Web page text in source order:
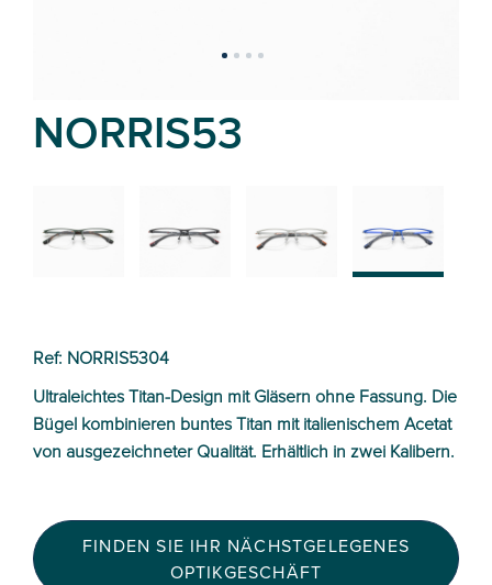
NORRIS53
Ref: NORRIS5304
Ultraleichtes Titan-Design mit Gläsern ohne Fassung. Die
Bügel kombinieren buntes Titan mit italienischem Acetat
von ausgezeichneter Qualität. Erhältlich in zwei Kalibern.
FINDEN SIE IHR NÄCHSTGELEGENES
OPTIKGESCHÄFT